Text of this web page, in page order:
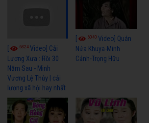
6324Video] Cải
Lương Xưa : Rồi 30
Năm Sau - Minh
Vương Lệ Thủy | cải
lương xã hội hay nhất
6040Video] Quán
Nửa Khuya-Minh
Cảnh-Trọng Hữu